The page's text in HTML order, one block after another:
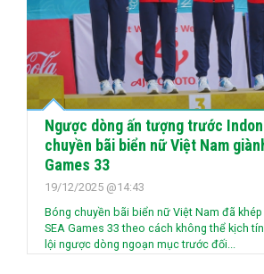
Ngược dòng ấn tượng trước
chuyền bãi biển nữ Việt Nam
Games 33
19/12/2025 @14:43
Bóng chuyền bãi biển nữ Việt Nam đã
SEA Games 33 theo cách không thể kịch
lội ngược dòng ngoạn mục trước đối...